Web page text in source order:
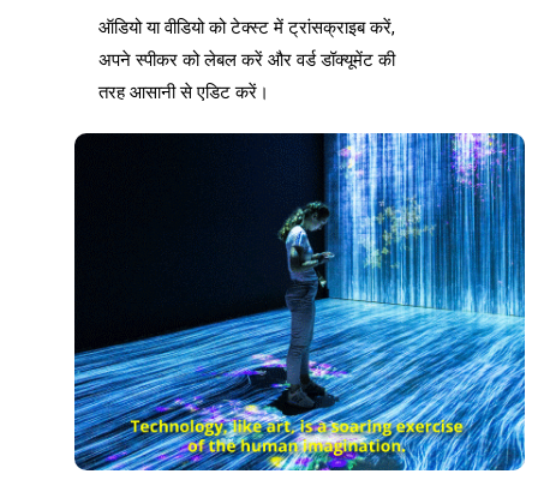
ऑडियो या वीडियो को टेक्स्ट में ट्रांसक्राइब करें,
अपने स्पीकर को लेबल करें और वर्ड डॉक्यूमेंट की
तरह आसानी से एडिट करें।